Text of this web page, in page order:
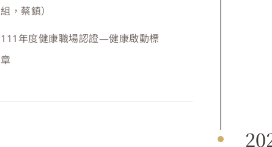
組，蔡鎮）
111年度健康職場認證—健康啟動標
章